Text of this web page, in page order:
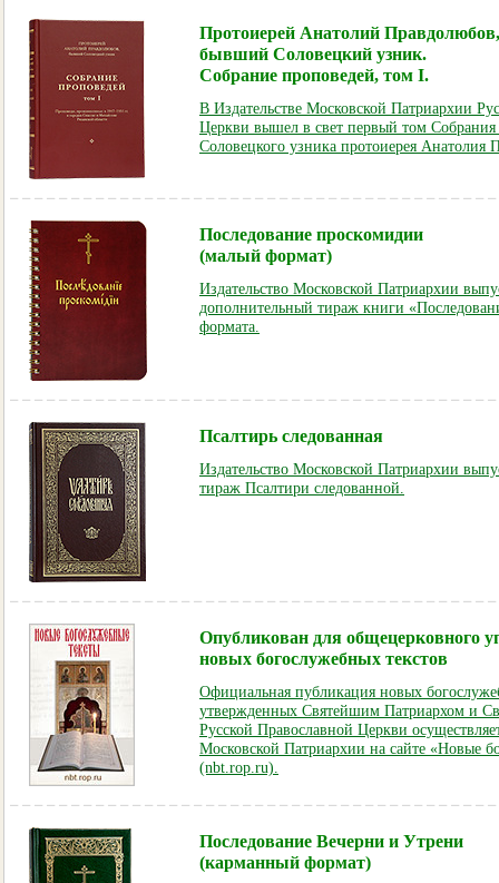
Протоиерей Анатолий Правдолюбов,
бывший Соловецкий узник.
Собрание проповедей, том I.
В Издательстве Московской Патриархии
Церкви вышел в свет первый том
Соловецкого узника протоиерея Анатолия
Последование проскомидии
(малый формат)
Издательство Московской Патриархии
дополнительный тираж книги
формата.
Псалтирь следованная
Издательство Московской Патриархии
тираж Псалтири следованной.
Опубликован для общецерковного
новых богослужебных текстов
Официальная публикация новых
утвержденных Святейшим Патриархом и
Русской Православной Церкви
Московской Патриархии на сайте «Новые
(nbt.rop.ru).
Последование Вечерни и Утрени
(карманный формат)